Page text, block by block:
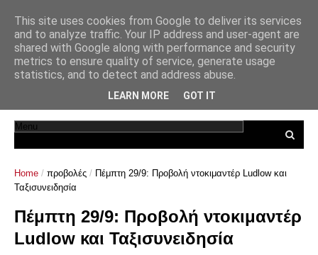
Home / προβολές / Πέμπτη 29/9: Προβολή ντοκιμαντέρ Ludlow και
Ταξισυνειδησία
Πέμπτη 29/9: Προβολή ντοκιμαντέρ
Ludlow και Ταξισυνειδησία
This site uses cookies from Google to deliver its services
and to analyze traffic. Your IP address and user-agent are
shared with Google along with performance and security
metrics to ensure quality of service, generate usage
statistics, and to detect and address abuse.
LEARN MORE GOT IT